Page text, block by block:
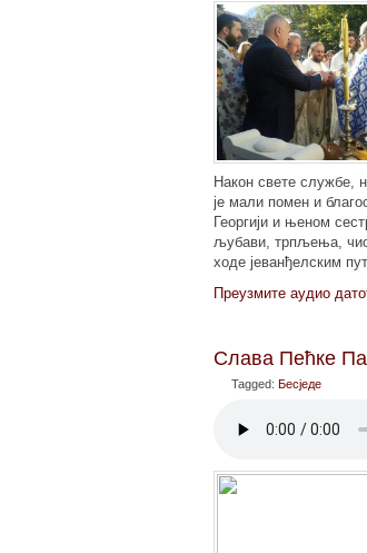
Након свете службе,
је мали помен и
Георгији и њеном
љубави, трпљења,
ходе јеванђелским
Преузмите аудио
Слава Пећке
Tagged: Бесједе